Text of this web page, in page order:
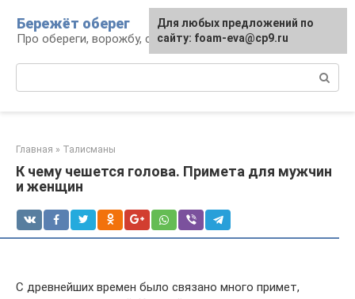
контенту
Бережёт оберег
Про обереги, ворожбу, сны и гадания
Главная » Талисманы
К чему чешется голова. Примета для мужчин
и женщин
С древнейших времен было связано много примет,
Для любых предложений по
сайту: foam-eva@cp9.ru